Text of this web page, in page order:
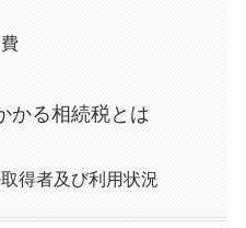
かる相続税とは
得者及び利用状況